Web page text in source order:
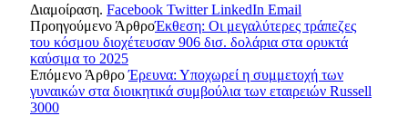
Διαμοίραση. Facebook Twitter LinkedIn Email
Προηγούμενο ΆρθροΈκθεση: Οι μεγαλύτερες τράπεζες
του κόσμου διοχέτευσαν 906 δισ. δολάρια στα ορυκτά
καύσιμα το 2025
Επόμενο ΆρθροΈρευνα: Υποχωρεί η συμμετοχή των
γυναικών στα διοικητικά συμβούλια των εταιρειών Russell
3000